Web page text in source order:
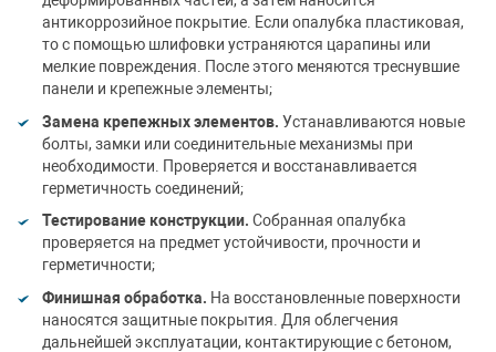
антикоррозийное покрытие. Если опалубка пластиковая,
то с помощью шлифовки устраняются царапины или
мелкие повреждения. После этого меняются треснувшие
панели и крепежные элементы;
Замена крепежных элементов. Устанавливаются новые
болты, замки или соединительные механизмы при
необходимости. Проверяется и восстанавливается
герметичность соединений;
Тестирование конструкции. Собранная опалубка
проверяется на предмет устойчивости, прочности и
герметичности;
Финишная обработка. На восстановленные поверхности
наносятся защитные покрытия. Для облегчения
дальнейшей эксплуатации, контактирующие с бетоном,